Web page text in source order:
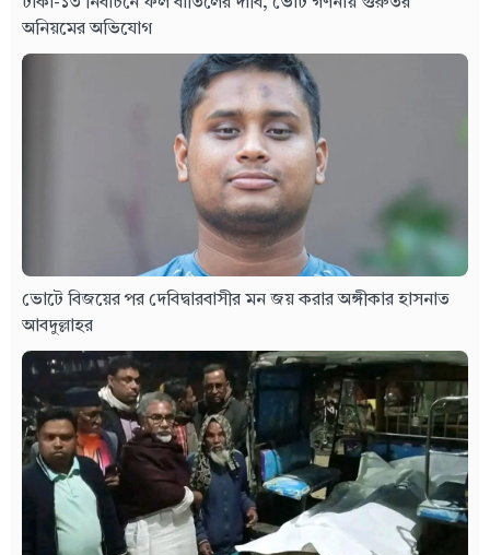
অনিয়মের অভিযোগ
ভোটে বিজয়ের পর দেবিদ্বারবাসীর মন জয় করার অঙ্গীকার হাসনাত
আবদুল্লাহর